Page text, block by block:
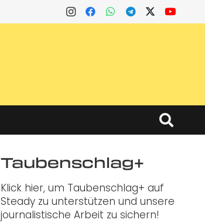
Taubenschlag+
Klick hier, um Taubenschlag+ auf
Steady zu unterstützen und unsere
journalistische Arbeit zu sichern!